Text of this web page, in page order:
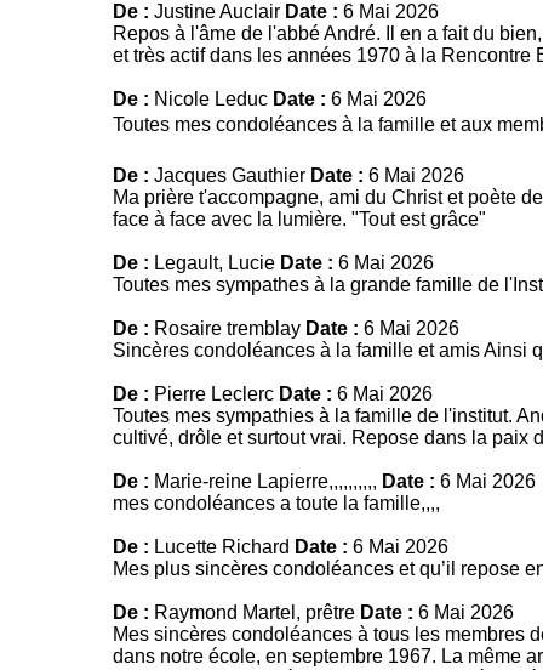
De : Justine Auclair Date : 6 Mai 2026
Repos à l'âme de l'abbé André. Il en a fait du
et très actif dans les années 1970 à la
De : Nicole Leduc Date : 6 Mai 2026
Toutes mes condoléances à la famille et aux
De : Jacques Gauthier Date : 6 Mai 2026
Ma prière t'accompagne, ami du Christ et poète
face à face avec la lumière. "Tout est grâce"
De : Legault, Lucie Date : 6 Mai 2026
Toutes mes sympathes à la grande famille de
De : Rosaire tremblay Date : 6 Mai 2026
Sincères condoléances à la famille et amis Ainsi
De : Pierre Leclerc Date : 6 Mai 2026
Toutes mes sympathies à la famille de l'institut.
cultivé, drôle et surtout vrai. Repose dans la paix
De : Marie-reine Lapierre,,,,,,,,,, Date : 6 Mai 2026
mes condoléances a toute la famille,,,,
De : Lucette Richard Date : 6 Mai 2026
Mes plus sincères condoléances et qu’il repose
De : Raymond Martel, prêtre Date : 6 Mai 2026
Mes sincères condoléances à tous les membres
dans notre école, en septembre 1967. La même